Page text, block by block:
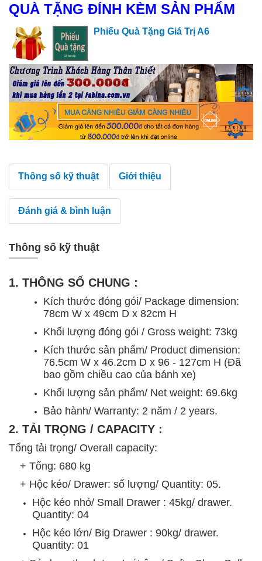
QUÀ TẶNG ĐÍNH KÈM SẢN PHẨM
Phiếu Quà Tặng Giá Trị A6
Thông số kỹ thuật Giới thiệu
Đánh giá & bình luận
Thông số kỹ thuật
1. THÔNG SỐ CHUNG :
Kích thước đóng gói/ Package dimension:
78cm W x 49cm D x 82cm H
Khối lượng đóng gói / Gross weight: 73kg
Kích thước sản phẩm/ Product dimension:
76.5cm W x 46.2cm D x 96 - 127cm H (Đã
bao gồm chiều cao của bánh xe)
Khối lượng sản phẩm/ Net weight: 69.6kg
Bảo hành/ Warranty: 2 năm / 2 years.
2. TẢI TRỌNG / CAPACITY :
Tổng tải trọng/ Overall capacity:
+ Tổng: 680 kg
+ Hộc kéo/ Drawer: số lượng/ Quantity: 05.
Hộc kéo nhỏ/ Small Drawer : 45kg/ drawer.
Quantity: 04
Hộc kéo lớn/ Big Drawer : 90kg/ drawer.
Quantity: 01